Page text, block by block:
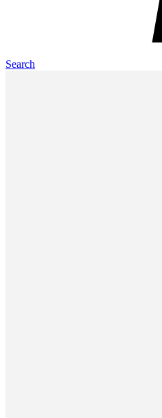
Search